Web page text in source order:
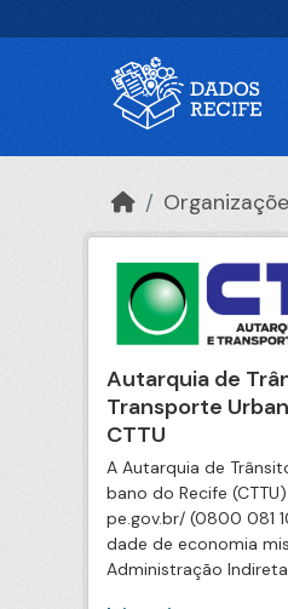
Autarquia de
Transporte
CTTU
A Autarquia de
bano do Recife
pe.gov.br/ (0800 081
dade de economia
Administração